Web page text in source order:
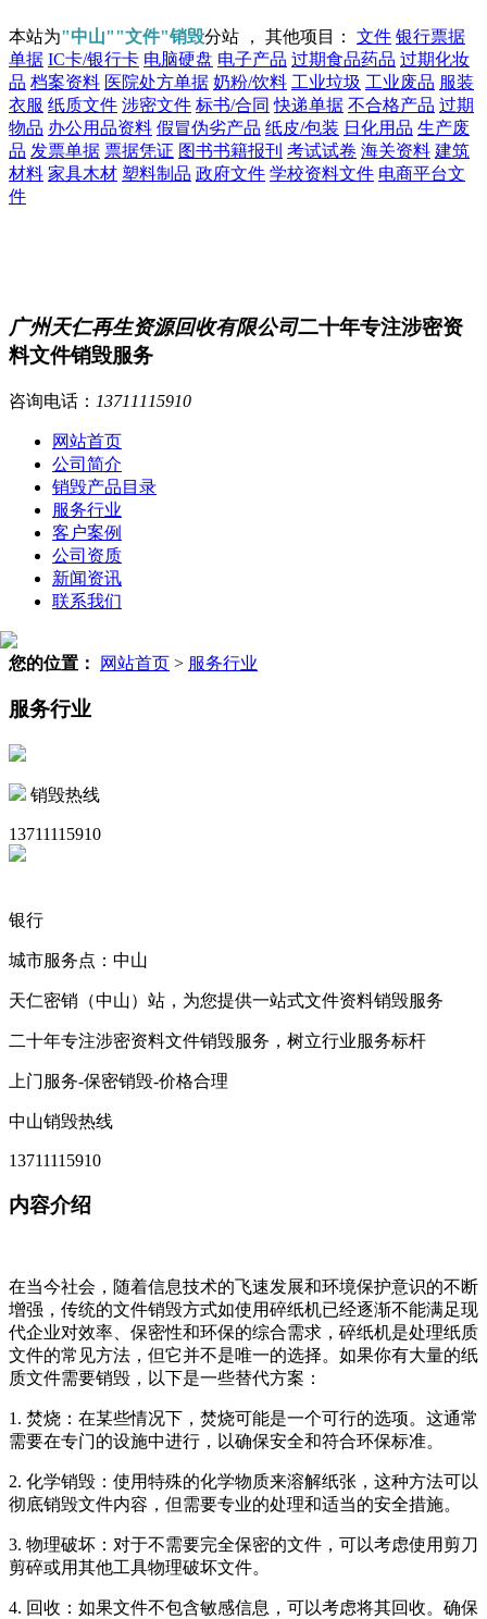
本站为"中山""文件"销毁分站 ， 其他项目： 文件 银行票据
单据 IC卡/银行卡 电脑硬盘 电子产品 过期食品药品 过期化妆
品 档案资料 医院处方单据 奶粉/饮料 工业垃圾 工业废品 服装
衣服 纸质文件 涉密文件 标书/合同 快递单据 不合格产品 过期
物品 办公用品资料 假冒伪劣产品 纸皮/包装 日化用品 生产废
品 发票单据 票据凭证 图书书籍报刊 考试试卷 海关资料 建筑
材料 家具木材 塑料制品 政府文件 学校资料文件 电商平台文
件
广州天仁再生资源回收有限公司二十年专注涉密资
料文件销毁服务
咨询电话： 13711115910
网站首页
公司简介
销毁产品目录
服务行业
客户案例
公司资质
新闻资讯
联系我们
您的位置： 网站首页 > 服务行业
服务行业
销毁热线
13711115910
银行
城市服务点：中山
天仁密销（中山）站，为您提供一站式文件资料销毁服务
二十年专注涉密资料文件销毁服务，树立行业服务标杆
上门服务-保密销毁-价格合理
中山销毁热线
13711115910
内容介绍
在当今社会，随着信息技术的飞速发展和环境保护意识的不断
增强，传统的文件销毁方式如使用碎纸机已经逐渐不能满足现
代企业对效率、保密性和环保的综合需求，碎纸机是处理纸质
文件的常见方法，但它并不是唯一的选择。如果你有大量的纸
质文件需要销毁，以下是一些替代方案：
1. 焚烧：在某些情况下，焚烧可能是一个可行的选项。这通常
需要在专门的设施中进行，以确保安全和符合环保标准。
2. 化学销毁：使用特殊的化学物质来溶解纸张，这种方法可以
彻底销毁文件内容，但需要专业的处理和适当的安全措施。
3. 物理破坏：对于不需要完全保密的文件，可以考虑使用剪刀
剪碎或用其他工具物理破坏文件。
4. 回收：如果文件不包含敏感信息，可以考虑将其回收。确保